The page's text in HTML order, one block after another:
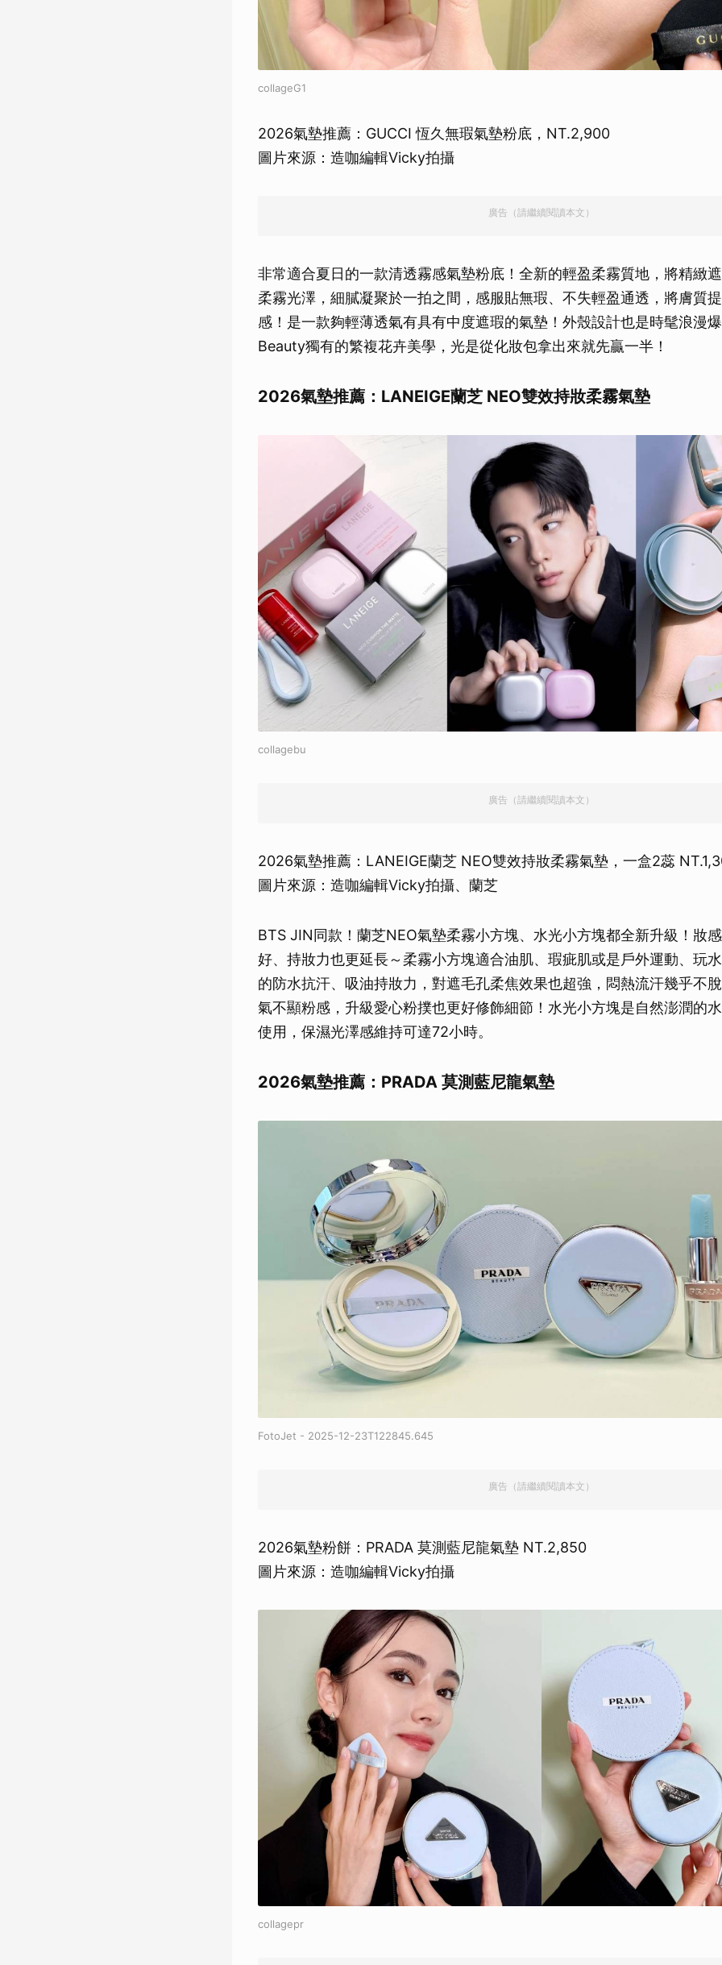
collageG1
2026氣墊推薦：GUCCI 恆久無瑕氣墊粉底，NT.2,900
圖片來源：造咖編輯Vicky拍攝
廣告（請繼續閱讀本文）
非常適合夏日的一款清透霧感氣墊粉底！全新的輕盈柔霧質地，將精緻
柔霧光澤，細膩凝聚於一拍之間，感服貼無瑕、不失輕盈通透，將膚質
感！是一款夠輕薄透氣有具有中度遮瑕的氣墊！外殼設計也是時髦浪漫
Beauty獨有的繁複花卉美學，光是從化妝包拿出來就先贏一半！
2026氣墊推薦：LANEIGE蘭芝 NEO雙效持妝柔霧氣墊
collagebu
廣告（請繼續閱讀本文）
2026氣墊推薦：LANEIGE蘭芝 NEO雙效持妝柔霧氣墊，一盒2蕊
圖片來源：造咖編輯Vicky拍攝、蘭芝
BTS JIN同款！蘭芝NEO氣墊柔霧小方塊、水光小方塊都全新升級！妝
好、持妝力也更延長～柔霧小方塊適合油肌、瑕疵肌或是戶外運動、玩
的防水抗汗、吸油持妝力，對遮毛孔柔焦效果也超強，悶熱流汗幾乎不
氣不顯粉感，升級愛心粉撲也更好修飾細節！水光小方塊是自然澎潤的
使用，保濕光澤感維持可達72小時。
2026氣墊推薦：PRADA 莫測藍尼龍氣墊
FotoJet - 2025-12-23T122845.645
廣告（請繼續閱讀本文）
2026氣墊粉餅：PRADA 莫測藍尼龍氣墊 NT.2,850
圖片來源：造咖編輯Vicky拍攝
collagepr